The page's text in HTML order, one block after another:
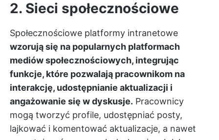
2. Sieci społecznościowe
Społecznościowe platformy intranetowe
wzorują się na popularnych platformach
mediów społecznościowych, integrując
funkcje, które pozwalają pracownikom na
interakcję, udostępnianie aktualizacji i
angażowanie się w dyskusje. Pracownicy
mogą tworzyć profile, udostępniać posty,
lajkować i komentować aktualizacje, a nawet